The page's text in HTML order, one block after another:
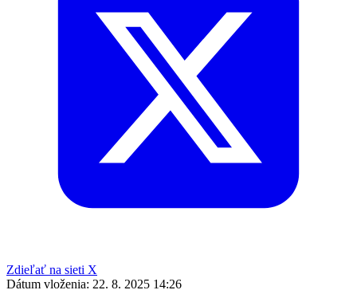
Zdieľať na sieti X
Dátum vloženia: 22. 8. 2025 14:26